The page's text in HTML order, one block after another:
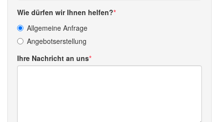
Wie dürfen wir Ihnen helfen?
Allgemeine Anfrage
Angebotserstellung
Ihre Nachricht an uns